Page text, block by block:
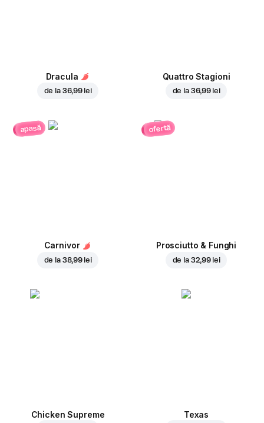
Dracula
de la 36,99 lei
Quattro Stagioni
de la 36,99 lei
apasă
Carnivor
de la 38,99 lei
ofertă
Prosciutto & Funghi
de la 32,99 lei
Chicken Supreme Texas